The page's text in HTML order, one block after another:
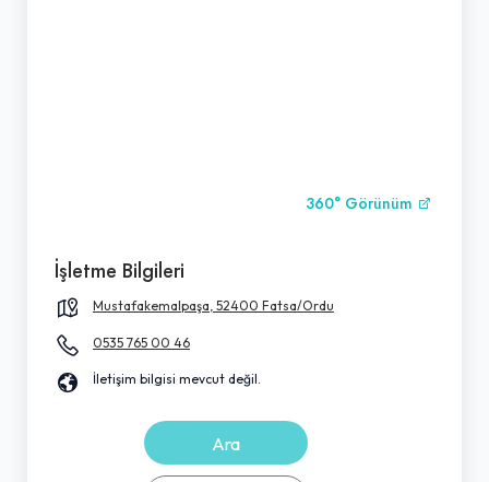
360° Görünüm
İşletme Bilgileri
Mustafakemalpaşa, 52400 Fatsa/Ordu
0535 765 00 46
İletişim bilgisi mevcut değil.
Ara